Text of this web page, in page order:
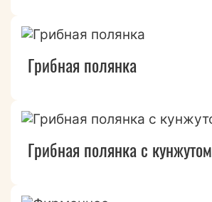
Грибная полянка
Грибная полянка с кунжутом